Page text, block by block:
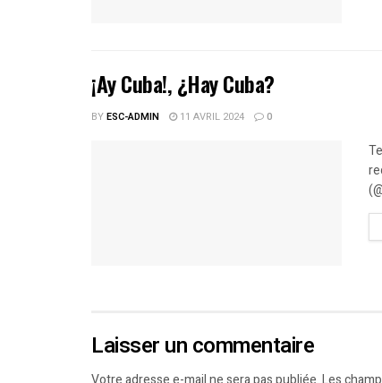
¡Ay Cuba!, ¿Hay Cuba?
BYESC-ADMIN 11 AVRIL 2024 0
Laisser un commentaire